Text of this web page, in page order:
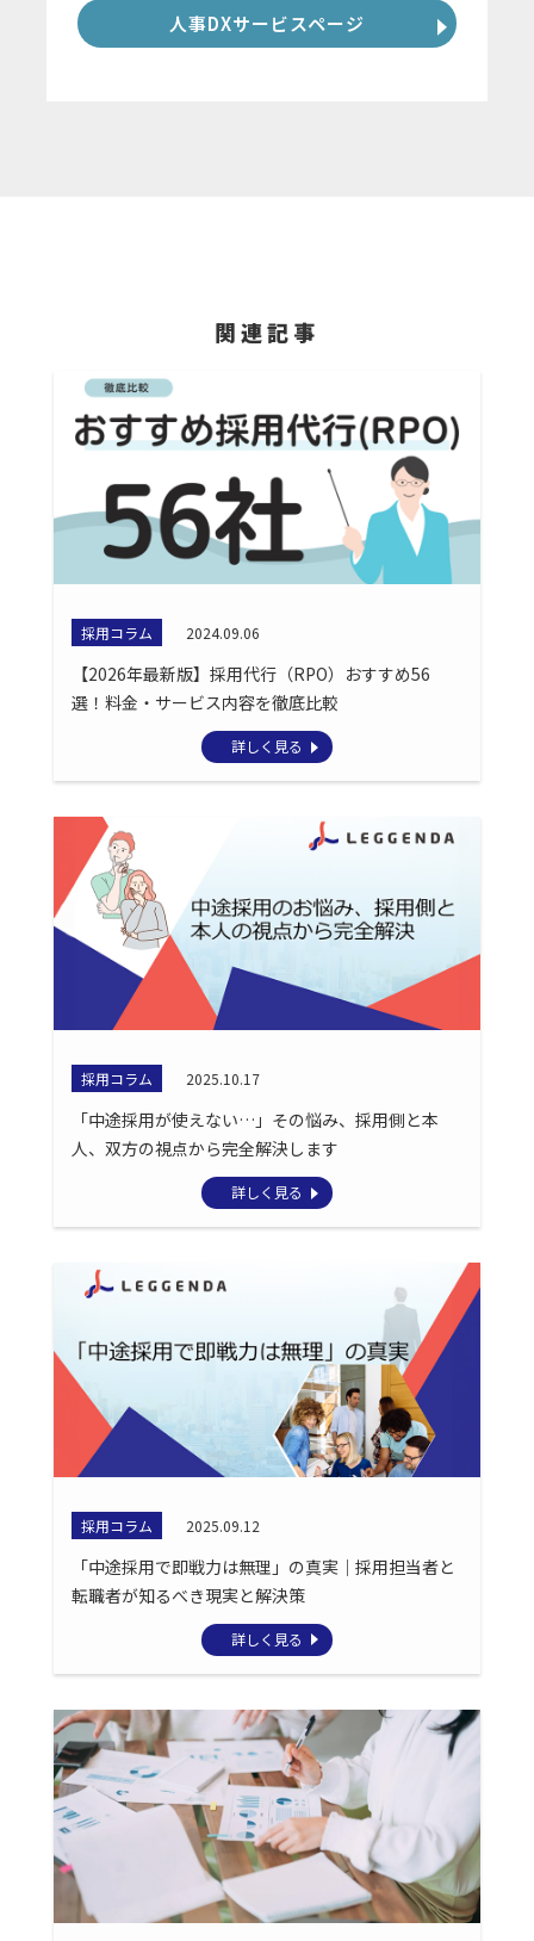
人事DXサービスページ
関連記事
採用コラム 2024.09.06
【2026年最新版】採用代行（RPO）おすすめ56
選！料金・サービス内容を徹底比較
詳しく見る
採用コラム 2025.10.17
「中途採用が使えない…」その悩み、採用側と本
人、双方の視点から完全解決します
詳しく見る
採用コラム 2025.09.12
「中途採用で即戦力は無理」の真実｜採用担当者と
転職者が知るべき現実と解決策
詳しく見る